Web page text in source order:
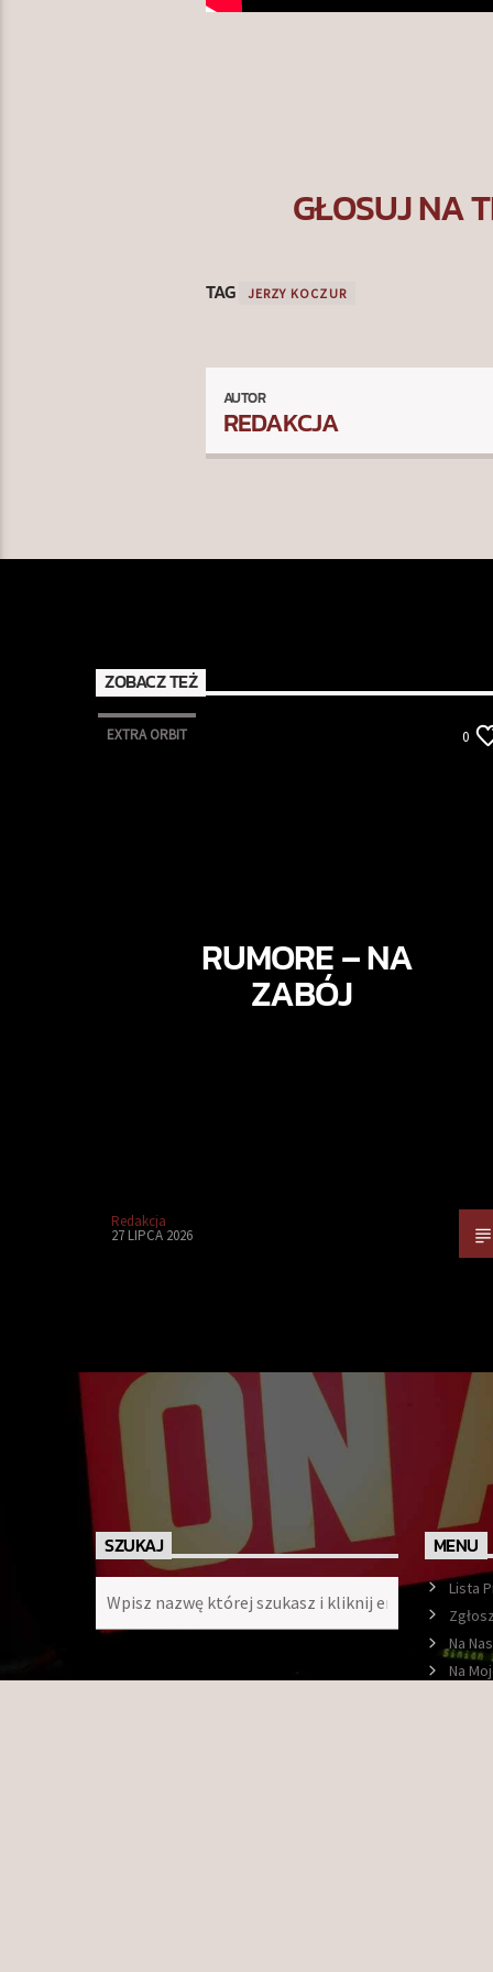
GŁOSUJ NA
TAG JERZY KOCZUR
AUTOR
REDAKCJA
ZOBACZ TEŻ
EXTRA ORBIT 0
RUMORE – NA
ZABÓJ
Redakcja
27 LIPCA 2026
SZUKAJ MENU
Lista
Na
Na